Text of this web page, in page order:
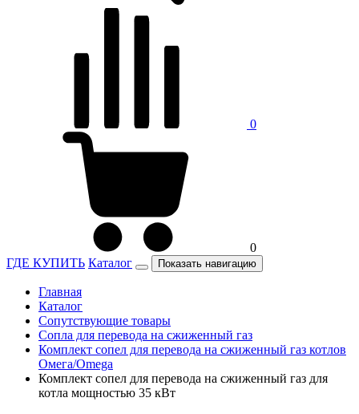
0
0
ГДЕ КУПИТЬ Каталог Показать навигацию
Главная
Каталог
Сопутствующие товары
Сопла для перевода на сжиженный газ
Комплект сопел для перевода на сжиженный газ котлов
Омега/Omega
Комплект сопел для перевода на сжиженный газ для
котла мощностью 35 кВт